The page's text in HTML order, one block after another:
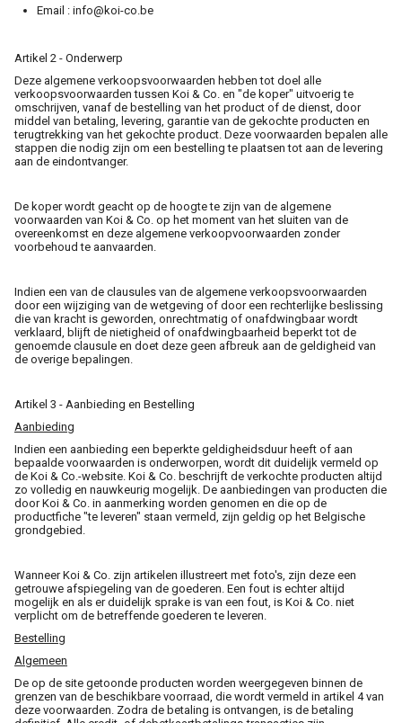
Email : info@koi-co.be
Artikel 2 - Onderwerp
Deze algemene verkoopsvoorwaarden hebben tot doel alle
verkoopsvoorwaarden tussen Koi & Co. en "de koper" uitvoerig te
omschrijven, vanaf de bestelling van het product of de dienst, door
middel van betaling, levering, garantie van de gekochte producten en
terugtrekking van het gekochte product. Deze voorwaarden bepalen alle
stappen die nodig zijn om een bestelling te plaatsen tot aan de levering
aan de eindontvanger.
De koper wordt geacht op de hoogte te zijn van de algemene
voorwaarden van Koi & Co. op het moment van het sluiten van de
overeenkomst en deze algemene verkoopvoorwaarden zonder
voorbehoud te aanvaarden.
Indien een van de clausules van de algemene verkoopsvoorwaarden
door een wijziging van de wetgeving of door een rechterlijke beslissing
die van kracht is geworden, onrechtmatig of onafdwingbaar wordt
verklaard, blijft de nietigheid of onafdwingbaarheid beperkt tot de
genoemde clausule en doet deze geen afbreuk aan de geldigheid van
de overige bepalingen.
Artikel 3 - Aanbieding en Bestelling
Aanbieding
Indien een aanbieding een beperkte geldigheidsduur heeft of aan
bepaalde voorwaarden is onderworpen, wordt dit duidelijk vermeld op
de Koi & Co.-website. Koi & Co. beschrijft de verkochte producten altijd
zo volledig en nauwkeurig mogelijk. De aanbiedingen van producten die
door Koi & Co. in aanmerking worden genomen en die op de
productfiche "te leveren" staan vermeld, zijn geldig op het Belgische
grondgebied.
Wanneer Koi & Co. zijn artikelen illustreert met foto's, zijn deze een
getrouwe afspiegeling van de goederen. Een fout is echter altijd
mogelijk en als er duidelijk sprake is van een fout, is Koi & Co. niet
verplicht om de betreffende goederen te leveren.
Bestelling
Algemeen
De op de site getoonde producten worden weergegeven binnen de
grenzen van de beschikbare voorraad, die wordt vermeld in artikel 4 van
deze voorwaarden. Zodra de betaling is ontvangen, is de betaling